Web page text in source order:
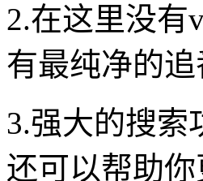
2.在这里没有
有最纯净的追
3.强大的搜索
还可以帮助